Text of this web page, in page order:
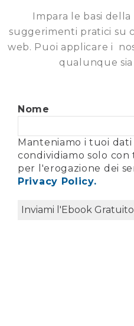
Impara le basi della
suggerimenti pratici su
web. Puoi applicare i
qualunque
Nome
Manteniamo i tuoi
condividiamo solo
per l'erogazione dei
Privacy Policy.